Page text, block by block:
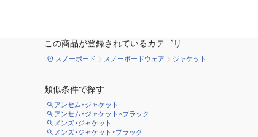
この商品が登録されているカテゴリ
スノーボード スノーボードウェア ジャケット
類似条件で探す
アンセム×ジャケット
アンセム×ジャケット×ブラック
メンズ×ジャケット
メンズ×ジャケット×ブラック